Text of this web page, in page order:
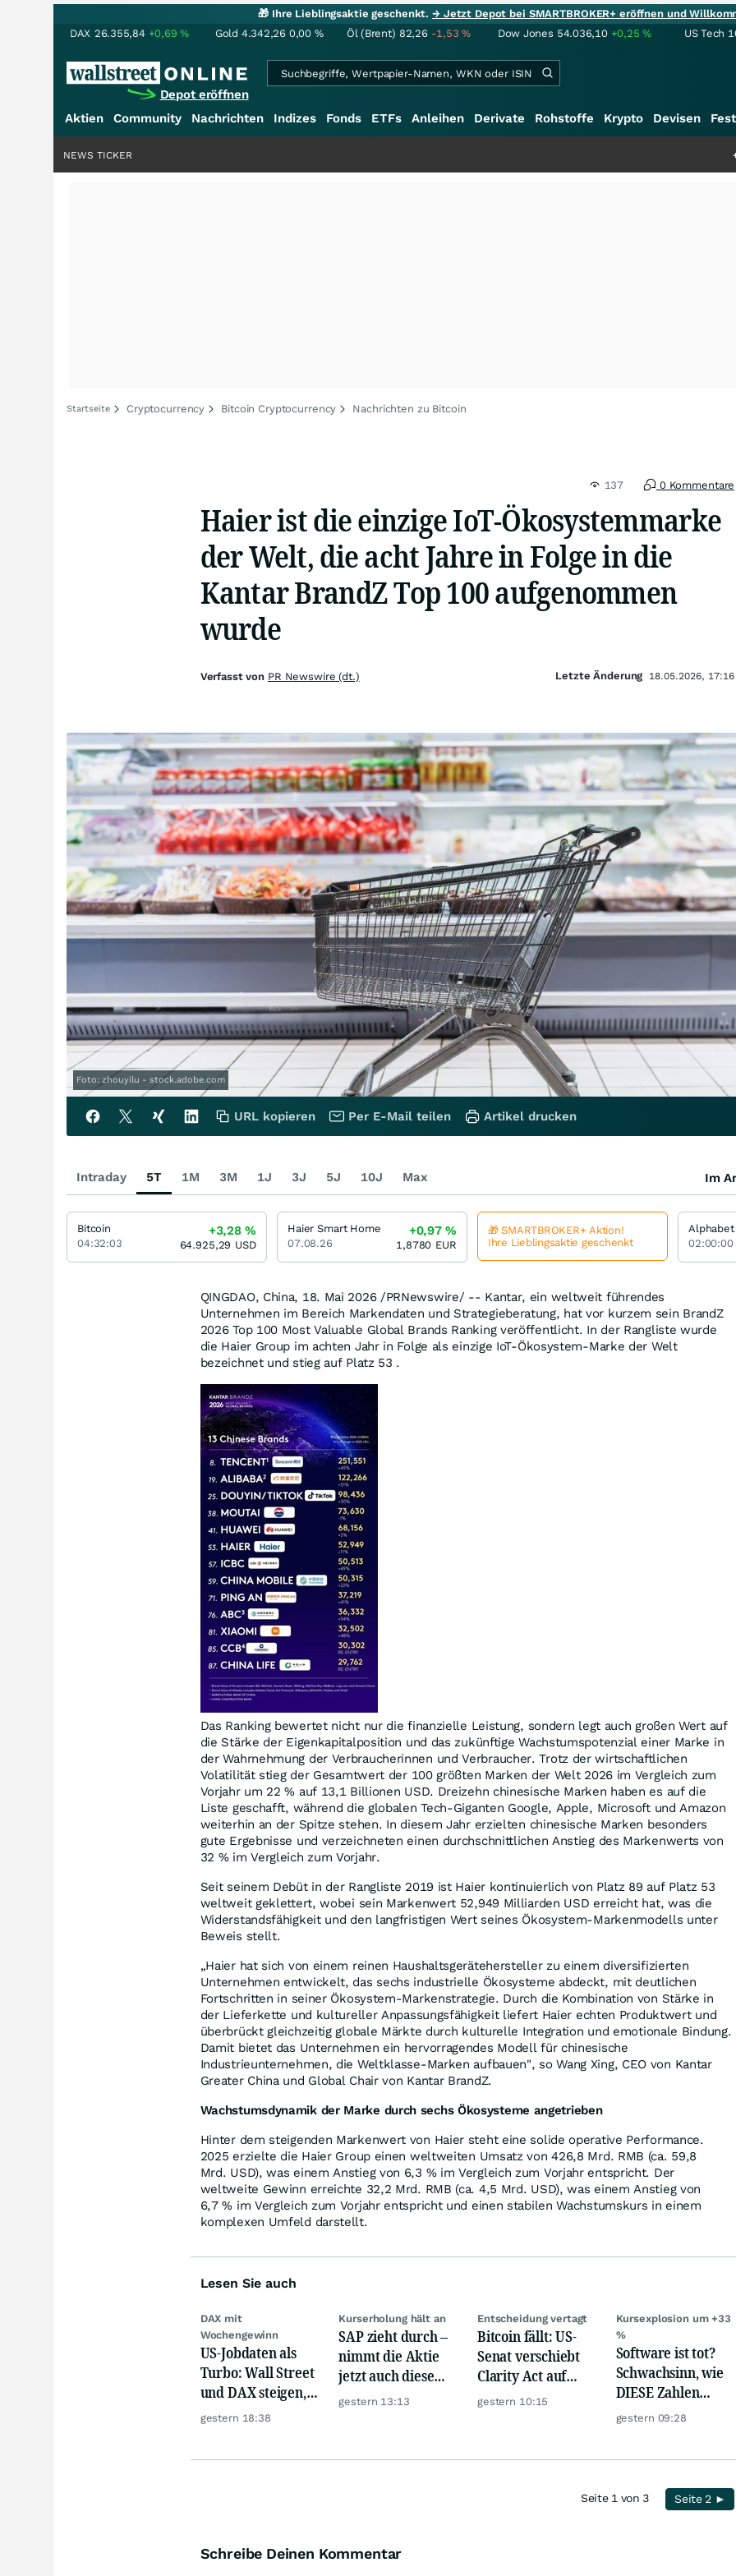
🎁 Ihre Lieblingsaktie geschenkt.→ Jetzt Depot bei SMARTBROKER+ eröffnen und
DAX 26.355,84 +0,69% Gold 4.342,26 0,00 % Öl (Brent) 82,26 -1,53% Dow Jones 54.036,10 +0,25% US Tech
Depot eröffnen
Aktien Community Nachrichten Indizes Fonds ETFs Anleihen Derivate Rohstoffe Krypto Devisen
Schwere
NEWS TICKER
Startseite Cryptocurrency Bitcoin Cryptocurrency Nachrichten zu Bitcoin
137 0 Kommentare
Haier ist die einzige IoT-Ökosystemmarke
der Welt, die acht Jahre in Folge in die
Kantar BrandZ Top 100 aufgenommen
wurde
Foto: zhouyilu - stock.adobe.com
QINGDAO, China, 18. Mai 2026/PRNewswire/ -- Kantar, ein weltweit führendes
Unternehmen im Bereich Markendaten und Strategieberatung, hat vor kurzem sein BrandZ
2026 Top 100 Most Valuable Global Brands Ranking veröffentlicht. In der Rangliste wurde
die Haier Group im achten Jahr in Folge als einzige IoT-Ökosystem-Marke der Welt
bezeichnet und stieg auf Platz 53 .
Das Ranking bewertet nicht nur die finanzielle Leistung, sondern legt auch großen Wert auf
die Stärke der Eigenkapitalposition und das zukünftige Wachstumspotenzial einer Marke in
der Wahrnehmung der Verbraucherinnen und Verbraucher. Trotz der wirtschaftlichen
Volatilität stieg der Gesamtwert der 100 größten Marken der Welt 2026 im Vergleich zum
Vorjahr um 22 % auf 13,1 Billionen USD. Dreizehn chinesische Marken haben es auf die
Liste geschafft, während die globalen Tech-Giganten Google, Apple, Microsoft und Amazon
weiterhin an der Spitze stehen. In diesem Jahr erzielten chinesische Marken besonders
gute Ergebnisse und verzeichneten einen durchschnittlichen Anstieg des Markenwerts von
32 % im Vergleich zum Vorjahr.
Seit seinem Debüt in der Rangliste 2019 ist Haier kontinuierlich von Platz 89 auf Platz 53
weltweit geklettert, wobei sein Markenwert 52,949 Milliarden USD erreicht hat, was die
Widerstandsfähigkeit und den langfristigen Wert seines Ökosystem-Markenmodells unter
Beweis stellt.
„Haier hat sich von einem reinen Haushaltsgerätehersteller zu einem diversifizierten
Unternehmen entwickelt, das sechs industrielle Ökosysteme abdeckt, mit deutlichen
Fortschritten in seiner Ökosystem-Markenstrategie. Durch die Kombination von Stärke in
der Lieferkette und kultureller Anpassungsfähigkeit liefert Haier echten Produktwert und
überbrückt gleichzeitig globale Märkte durch kulturelle Integration und emotionale Bindung.
Damit bietet das Unternehmen ein hervorragendes Modell für chinesische
Industrieunternehmen, die Weltklasse-Marken aufbauen", so Wang Xing, CEO von Kantar
Greater China und Global Chair von Kantar BrandZ.
Wachstumsdynamik der Marke durch sechs Ökosysteme angetrieben
Hinter dem steigenden Markenwert von Haier steht eine solide operative Performance.
2025 erzielte die Haier Group einen weltweiten Umsatz von 426,8 Mrd. RMB (ca. 59,8
Mrd. USD), was einem Anstieg von 6,3 % im Vergleich zum Vorjahr entspricht. Der
weltweite Gewinn erreichte 32,2 Mrd. RMB (ca. 4,5 Mrd. USD), was einem Anstieg von
6,7 % im Vergleich zum Vorjahr entspricht und einen stabilen Wachstumskurs in einem
komplexen Umfeld darstellt.
Lesen Sie auch
DAX mit
Wochengewinn
US-Jobdaten als
Turbo: Wall Street
und DAX steigen,
Gold glänzt
gestern 18:38
Kurserholung hält an
SAP zieht durch –
nimmt die Aktie
jetzt auch diese
Hürde?
gestern 13:13
Entscheidung vertagt
Bitcoin fällt: US-
Senat verschiebt
Clarity Act auf
September
gestern 10:15
Kursexplosion um +33
%
Software ist tot?
Schwachsinn, wie
DIESE Zahlen
zeigen!
gestern 09:28
Seite 1 von 3 Seite 2 ►
Schreibe Deinen Kommentar
Verfasst von PR Newswire (dt.) Letzte Änderung 18.05.2026, 17:16
URL kopieren Per E-Mail teilen Artikel drucken
Intraday 5T 1M 3M 1J 3J 5J 10J Max Im
Bitcoin
04:32:03
+3,28%
64.925,29 USD
Haier Smart Home
07.08.26
+0,97%
1,8780 EUR
🎁 SMARTBROKER+ Aktion!
Ihre Lieblingsaktie geschenkt
Alphabet
02:00:00